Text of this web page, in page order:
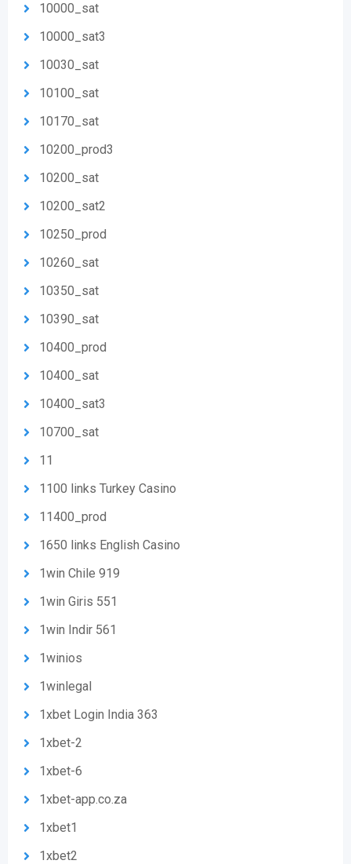
10000_sat
10000_sat3
10030_sat
10100_sat
10170_sat
10200_prod3
10200_sat
10200_sat2
10250_prod
10260_sat
10350_sat
10390_sat
10400_prod
10400_sat
10400_sat3
10700_sat
11
1100 links Turkey Casino
11400_prod
1650 links English Casino
1win Chile 919
1win Giris 551
1win Indir 561
1winios
1winlegal
1xbet Login India 363
1xbet-2
1xbet-6
1xbet-app.co.za
1xbet1
1xbet2